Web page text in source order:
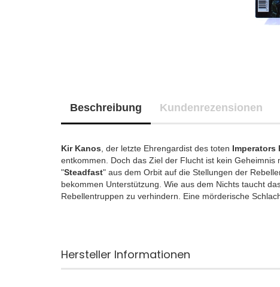
Beschreibung Kundenrezensionen
Kir Kanos , der letzte Ehrengardist des toten Imperators
entkommen. Doch das Ziel der Flucht ist kein
"Steadfast" aus dem Orbit auf die Stellungen der
bekommen Unterstützung. Wie aus dem Nichts taucht
Rebellentruppen zu verhindern. Eine mörderische
Hersteller Informationen